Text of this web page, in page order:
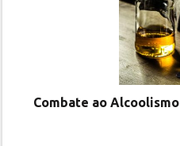
Combate ao Alcoolismo